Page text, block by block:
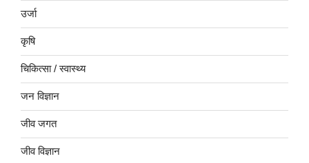
उर्जा
कृषि
चिकित्सा / स्वास्थ्य
जन विज्ञान
जीव जगत
जीव विज्ञान